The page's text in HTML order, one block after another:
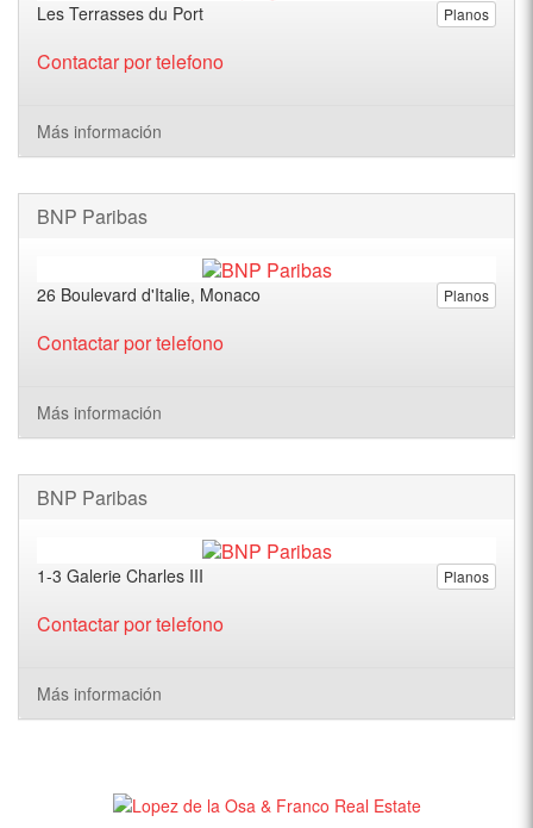
Planos
Les Terrasses du Port
Contactar por telefono
Más información
BNP Paribas
Planos
26 Boulevard d'Italie, Monaco
Contactar por telefono
Más información
BNP Paribas
Planos
1-3 Galerie Charles III
Contactar por telefono
Más información